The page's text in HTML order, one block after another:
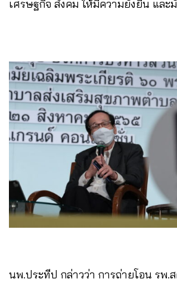
เศรษฐกิจ สังคม ให้มีความยั่งยืน และ
นพ.ประทีป กล่าวว่า การถ่ายโอน รพ.